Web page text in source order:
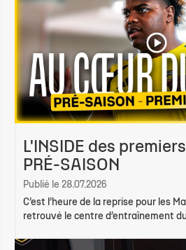
L'INSIDE des
PRÉ-SAISON
Publié le 28.07.2026
C’est l’heure de la reprise pour les
retrouvé le centre d’entraînement